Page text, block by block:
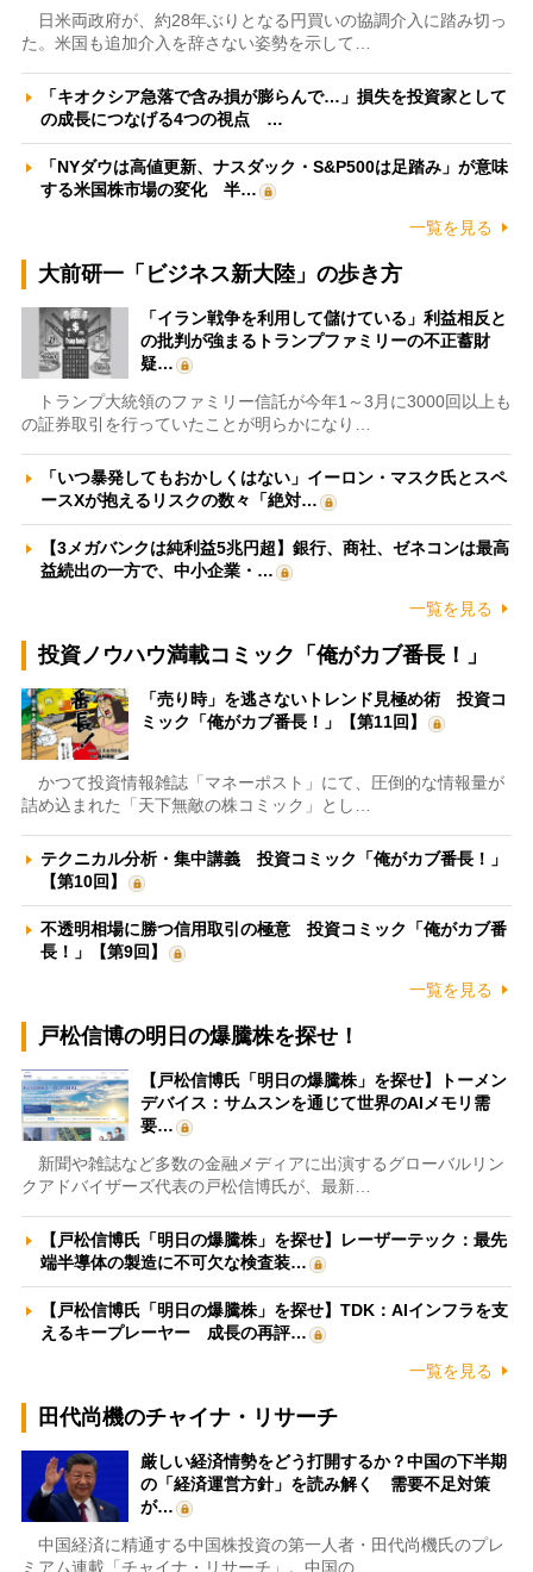
日米両政府が、約28年ぶりとなる円買いの協調介入に踏み切っ
た。米国も追加介入を辞さない姿勢を示して…
「キオクシア急落で含み損が膨らんで…」損失を投資家として
の成長につなげる4つの視点 …
「NYダウは高値更新、ナスダック・S&P500は足踏み」が意味
する米国株市場の変化 半…
一覧を見る
大前研一「ビジネス新大陸」の歩き方
「イラン戦争を利用して儲けている」利益相反と
の批判が強まるトランプファミリーの不正蓄財
疑…
トランプ大統領のファミリー信託が今年1～3月に3000回以上も
の証券取引を行っていたことが明らかになり…
「いつ暴発してもおかしくはない」イーロン・マスク氏とスペ
ースXが抱えるリスクの数々「絶対…
【3メガバンクは純利益5兆円超】銀行、商社、ゼネコンは最高
益続出の一方で、中小企業・…
一覧を見る
投資ノウハウ満載コミック「俺がカブ番長！」
「売り時」を逃さないトレンド見極め術 投資コ
ミック「俺がカブ番長！」【第11回】
かつて投資情報雑誌「マネーポスト」にて、圧倒的な情報量が
詰め込まれた「天下無敵の株コミック」とし…
テクニカル分析・集中講義 投資コミック「俺がカブ番長！」
【第10回】
不透明相場に勝つ信用取引の極意 投資コミック「俺がカブ番
長！」【第9回】
一覧を見る
戸松信博の明日の爆騰株を探せ！
【戸松信博氏「明日の爆騰株」を探せ】トーメン
デバイス：サムスンを通じて世界のAIメモリ需
要…
新聞や雑誌など多数の金融メディアに出演するグローバルリン
クアドバイザーズ代表の戸松信博氏が、最新…
【戸松信博氏「明日の爆騰株」を探せ】レーザーテック：最先
端半導体の製造に不可欠な検査装…
【戸松信博氏「明日の爆騰株」を探せ】TDK：AIインフラを支
えるキープレーヤー 成長の再評…
一覧を見る
田代尚機のチャイナ・リサーチ
厳しい経済情勢をどう打開するか？中国の下半期
の「経済運営方針」を読み解く 需要不足対策
が…
中国経済に精通する中国株投資の第一人者・田代尚機氏のプレ
ミアム連載「チャイナ・リサーチ」。中国の…